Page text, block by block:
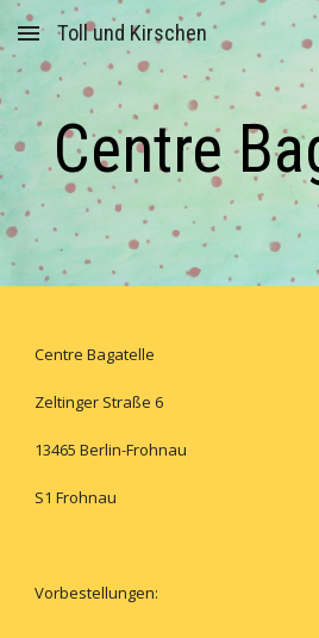
Skip to main content
Toll und Kirschen
Centre
Centre Bagatelle
Zeltinger Straße 6
13465 Berlin-Frohnau
S1 Frohnau
Vorbestellungen: